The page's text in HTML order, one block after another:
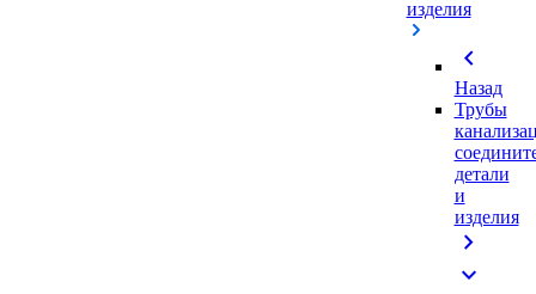
изделия
chevron_left
Назад
Трубы
детали
и
изделия
chevron_right
expand_more